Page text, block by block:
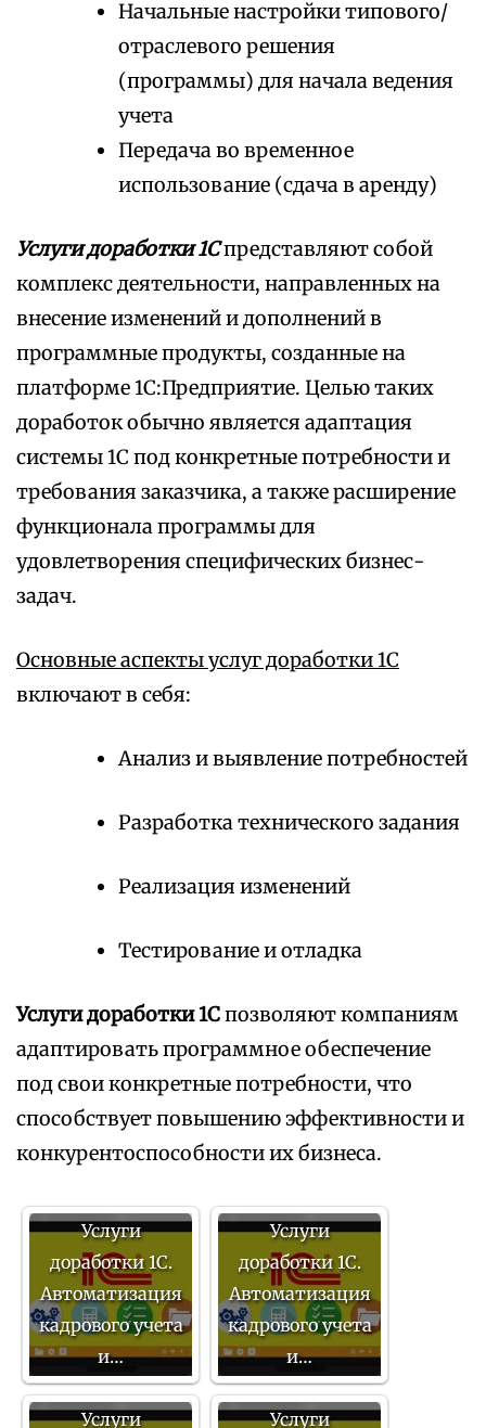
Начальные настройки типового/
отраслевого решения
(программы) для начала ведения
учета
Передача во временное
использование (сдача в аренду)
Услуги доработки 1Спредставляют собой
комплекс деятельности, направленных на
внесение изменений и дополнений в
программные продукты, созданные на
платформе 1С:Предприятие. Целью таких
доработок обычно является адаптация
системы 1С под конкретные потребности и
требования заказчика, а также расширение
функционала программы для
удовлетворения специфических бизнес-
задач.
Основные аспекты услуг доработки 1С
включают в себя:
Анализ и выявление потребностей
Разработка технического задания
Реализация изменений
Тестирование и отладка
Услуги доработки 1Спозволяют компаниям
адаптировать программное обеспечение
под свои конкретные потребности, что
способствует повышению эффективности и
конкурентоспособности их бизнеса.
Услуги
доработки 1С.
Автоматизация
кадрового учета
и…
Услуги
доработки 1С.
Автоматизация
кадрового учета
и…
Услуги
Услуги